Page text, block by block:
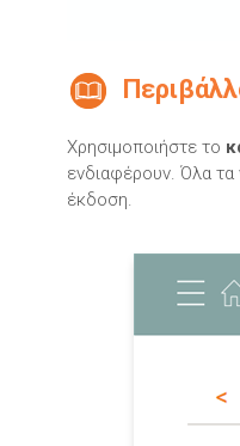
Χρησιμοποιήστε το
ενδιαφέρουν. Όλα τα
έκδοση.